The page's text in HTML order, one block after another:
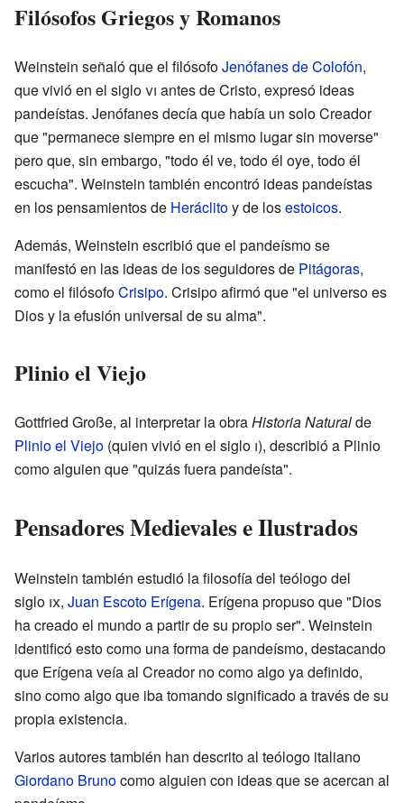
Filósofos Griegos y Romanos
Weinstein señaló que el filósofoJenófanes de Colofón,
que vivió en el siglovi antes de Cristo, expresó ideas
pandeístas. Jenófanes decía que había un solo Creador
que "permanece siempre en el mismo lugar sin moverse"
pero que, sin embargo, "todo él ve, todo él oye, todo él
escucha". Weinstein también encontró ideas pandeístas
en los pensamientos de Heráclitoy de losestoicos.
Además, Weinstein escribió que el pandeísmo se
manifestó en las ideas de los seguidores de Pitágoras,
como el filósofoCrisipo. Crisipo afirmó que "el universo es
Dios y la efusión universal de su alma".
Plinio el Viejo
Gottfried Große, al interpretar la obraHistoria Naturalde
Plinio el Viejo (quien vivió en el siglo i), describió a Plinio
como alguien que "quizás fuera pandeísta".
Pensadores Medievales e Ilustrados
Weinstein también estudió la filosofía del teólogo del
siglo ix, Juan Escoto Erígena. Erígena propuso que "Dios
ha creado el mundo a partir de su propio ser". Weinstein
identificó esto como una forma de pandeísmo, destacando
que Erígena veía al Creador no como algo ya definido,
sino como algo que iba tomando significado a través de su
propia existencia.
Varios autores también han descrito al teólogo italiano
Giordano Brunocomo alguien con ideas que se acercan al